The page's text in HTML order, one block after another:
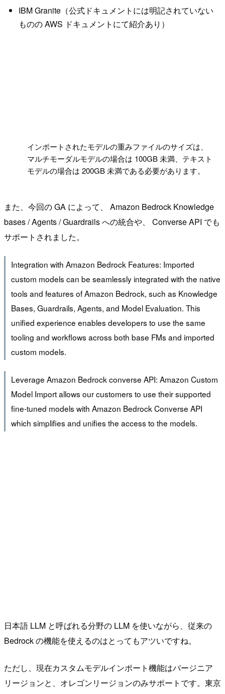
IBM Granite（公式ドキュメントには明記されていない
ものの AWS ドキュメントにて紹介あり）
インポートされたモデルの重みファイルのサイズは、
マルチモーダルモデルの場合は 100GB 未満、テキスト
モデルの場合は 200GB 未満である必要があります。
また、今回の GA によって、 Amazon Bedrock Knowledge
bases / Agents / Guardrails への統合や、 Converse API でも
サポートされました。
Integration with Amazon Bedrock Features: Imported
custom models can be seamlessly integrated with the native
tools and features of Amazon Bedrock, such as Knowledge
Bases, Guardrails, Agents, and Model Evaluation. This
unified experience enables developers to use the same
tooling and workflows across both base FMs and imported
custom models.
Leverage Amazon Bedrock converse API: Amazon Custom
Model Import allows our customers to use their supported
fine-tuned models with Amazon Bedrock Converse API
which simplifies and unifies the access to the models.
日本語 LLM と呼ばれる分野の LLM を使いながら、従来の
Bedrock の機能を使えるのはとってもアツいですね。
ただし、現在カスタムモデルインポート機能はバージニア
リージョンと、オレゴンリージョンのみサポートです。東京